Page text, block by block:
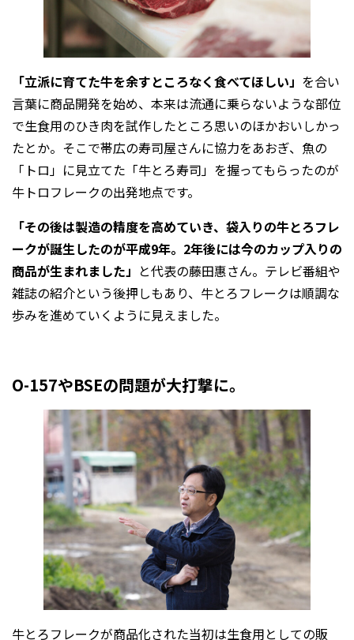
「立派に育てた牛を余すところなく食べてほしい」 を合い
言葉に商品開発を始め、本来は流通に乗らないような部位
で生食用のひき肉を試作したところ思いのほかおいしかっ
たとか。そこで帯広の寿司屋さんに協力をあおぎ、魚の
「トロ」に見立てた「牛とろ寿司」を握ってもらったのが
牛トロフレークの出発地点です。
「その後は製造の精度を高めていき、袋入りの牛とろフレ
ークが誕生したのが平成9年。2年後には今のカップ入りの
商品が生まれました」 と代表の藤田惠さん。テレビ番組や
雑誌の紹介という後押しもあり、牛とろフレークは順調な
歩みを進めていくように見えました。
O-157やBSEの問題が大打撃に。
牛とろフレークが商品化された当初は生食用としての販